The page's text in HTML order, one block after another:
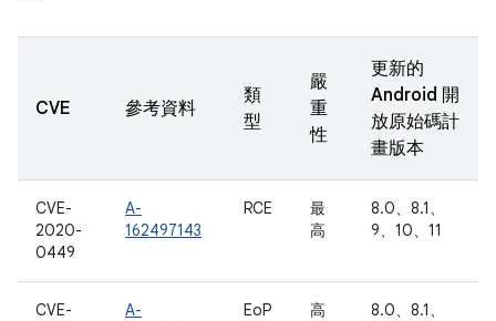
CVE 參考資料
類
型
嚴
重
性
更新的
Android 開
放原始碼計
畫版本
CVE-
2020-
0449
A-
162497143
RCE
最
高
8.0、8.1、
9、10、11
CVE-
A-
EoP 高
8.0、8.1、